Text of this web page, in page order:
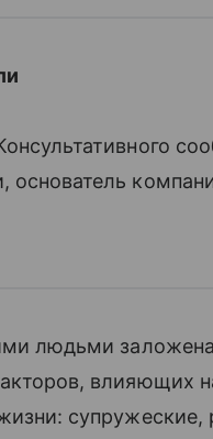
основатель
людьми
влияющих